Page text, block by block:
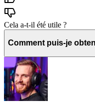
Cela a-t-il été utile ?
Comment puis-je